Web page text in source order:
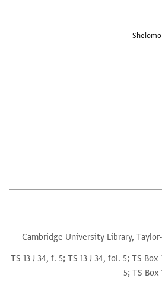
Cambridge University Library,
TS 13 J 34, f. 5; TS 13 J 34, fol. 5; TS Box
5; TS Box